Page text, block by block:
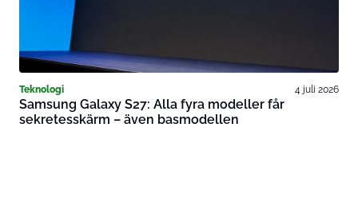
Teknologi 4 juli 2026
Samsung Galaxy S27: Alla fyra modeller får
sekretesskärm – även basmodellen